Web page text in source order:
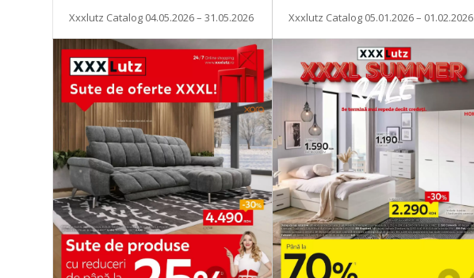
Xxxlutz Catalog 04.05.2026 – 31.05.2026 Xxxlutz Catalog 05.01.2026 – 01.02.2026